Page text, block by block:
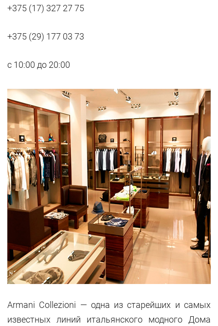
+375 (17) 327 27 75
+375 (29) 177 03 73
с 10:00 до 20:00
Armani Collezioni — одна из старейших и самых
известных линий итальянского модного Дома